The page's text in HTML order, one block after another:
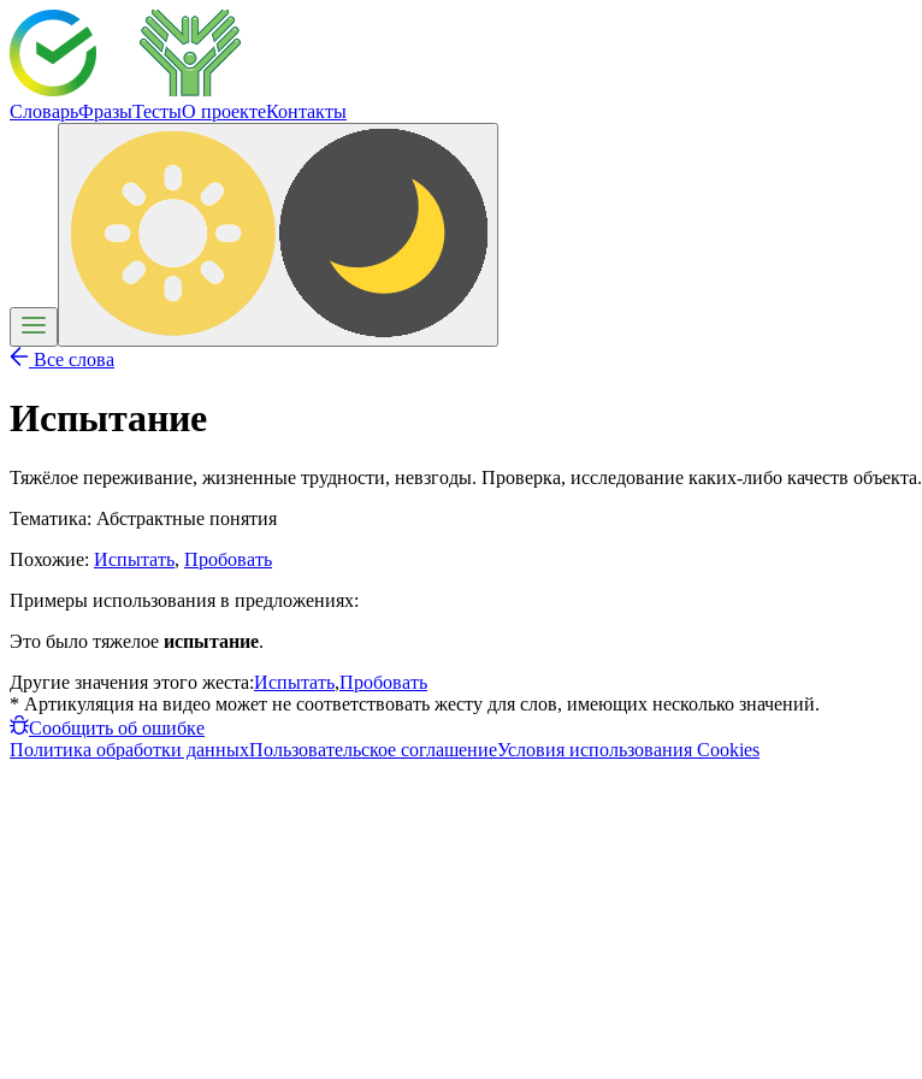
СловарьФразыТестыО проектеКонтакты
Все слова
Испытание
Тяжёлое переживание, жизненные трудности, невзгоды. Проверка, исследование каких-либо качеств объекта.
Тематика: Абстрактные понятия
Похожие: Испытать, Пробовать
Примеры использования в предложениях:
Это было тяжелое испытание.
Другие значения этого жеста:Испытать,Пробовать
* Артикуляция на видео может не соответствовать жесту для слов, имеющих несколько значений.
Сообщить об ошибке
Политика обработки данныхПользовательское соглашениеУсловия использования Cookies